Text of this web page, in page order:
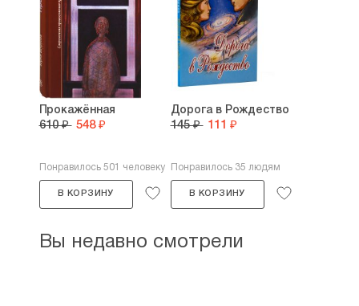
Прокажённая
610 ₽ 548 ₽
Понравилось 501 человеку
В КОРЗИНУ
Дорога в Рождество
145 ₽ 111 ₽
Понравилось 35 людям
В КОРЗИНУ
Вы недавно смотрели